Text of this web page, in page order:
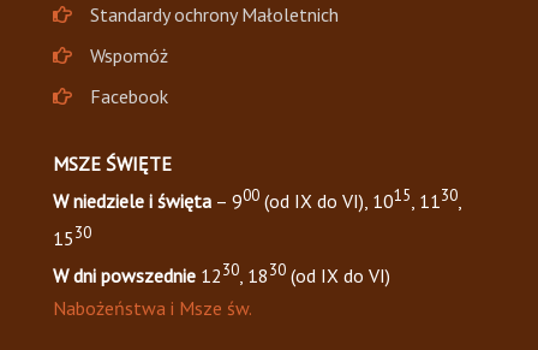
Standardy ochrony Małoletnich
Wspomóż
Facebook
MSZE ŚWIĘTE
W niedziele i święta – 900 (od IX do VI), 1015 , 1130
1530
W dni powszednie 1230, 1830 (od IX do VI)
Nabożeństwa i Msze św.